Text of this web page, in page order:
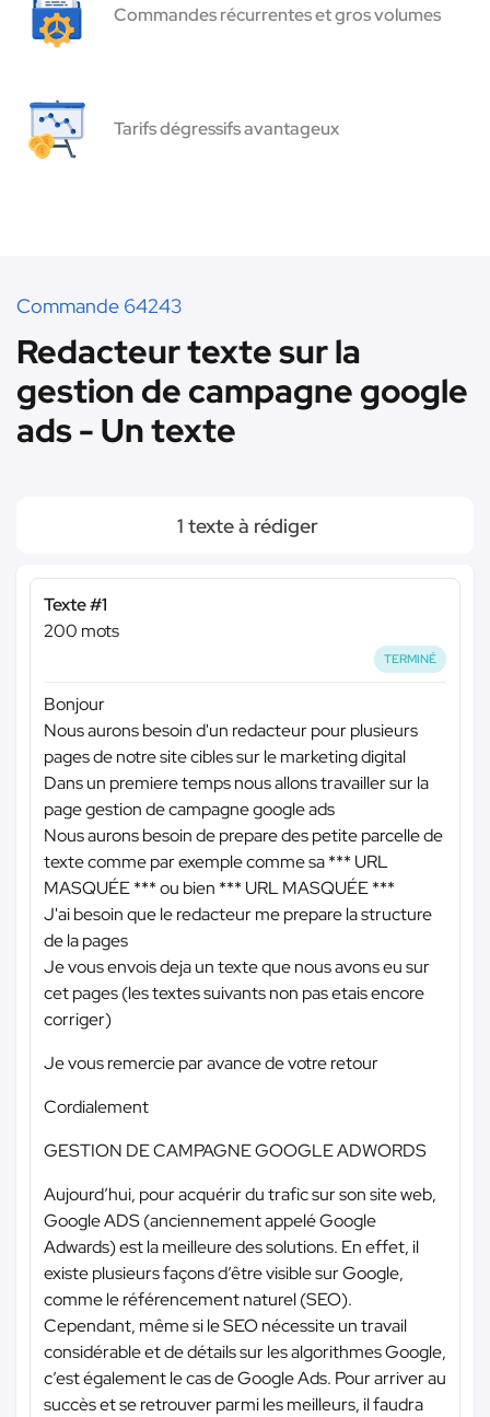
Commandes récurrentes et gros volumes
Tarifs dégressifs avantageux
Commande 64243
Redacteur texte sur la
gestion de campagne google
ads - Un texte
1 texte à rédiger
Texte #1
200 mots
TERMINÉ
Bonjour
Nous aurons besoin d'un redacteur pour plusieurs
pages de notre site cibles sur le marketing digital
Dans un premiere temps nous allons travailler sur la
page gestion de campagne google ads
Nous aurons besoin de prepare des petite parcelle de
texte comme par exemple comme sa*** URL
MASQUÉE ***ou bien *** URL MASQUÉE ***
J'ai besoin que le redacteur me prepare la structure
de la pages
Je vous envois deja un texte que nous avons eu sur
cet pages (les textes suivants non pas etais encore
corriger)
Je vous remercie par avance de votre retour
Cordialement
GESTION DE CAMPAGNE GOOGLE ADWORDS
Aujourd’hui, pour acquérir du trafic sur son site web,
Google ADS (anciennement appelé Google
Adwards) est la meilleure des solutions. En effet, il
existe plusieurs façons d’être visible sur Google,
comme le référencement naturel (SEO).
Cependant, même si le SEO nécessite un travail
considérable et de détails sur les algorithmes Google,
c’est également le cas de Google Ads. Pour arriver au
succès et se retrouver parmi les meilleurs, il faudra